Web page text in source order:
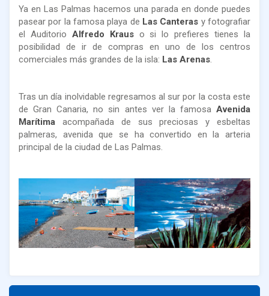
Ya en Las Palmas hacemos una parada en donde puedes
pasear por la famosa playa de Las Canteras y fotografiar
el Auditorio Alfredo Krauso si lo prefieres tienes la
posibilidad de ir de compras en uno de los centros
comerciales más grandes de la isla: Las Arenas.
Tras un día inolvidable regresamos al sur por la costa este
de Gran Canaria, no sin antes ver la famosa Avenida
Marítima acompañada de sus preciosas y esbeltas
palmeras, avenida que se ha convertido en la arteria
principal de la ciudad de Las Palmas.